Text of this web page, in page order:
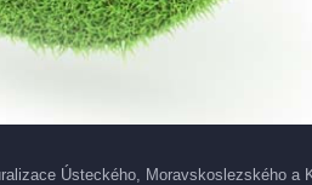
Ústeckého, Moravskoslezského